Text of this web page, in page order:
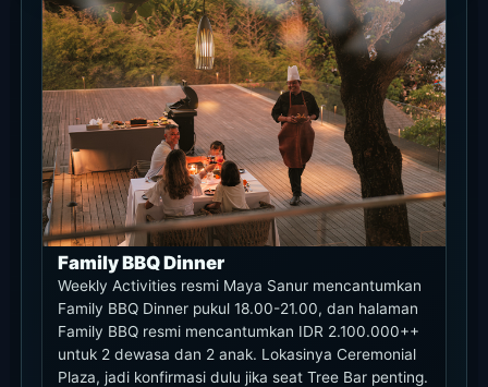
Family BBQ Dinner
Weekly Activities resmi Maya Sanur mencantumkan
Family BBQ Dinner pukul 18.00-21.00, dan halaman
Family BBQ resmi mencantumkan IDR 2.100.000++
untuk 2 dewasa dan 2 anak. Lokasinya Ceremonial
Plaza, jadi konfirmasi dulu jika seat Tree Bar penting.